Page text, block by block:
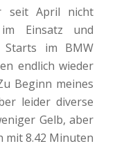
seit April nicht
Einsatz und
Starts im BMW
endlich wieder
Beginn meines
leider diverse
Gelb, aber
mit 8.42 Minuten